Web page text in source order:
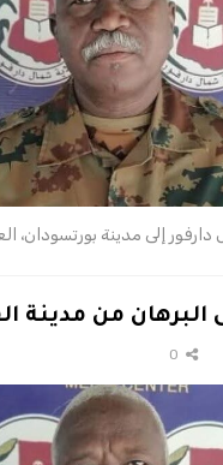
إلى مدينة بورتسودان،
من مدينة